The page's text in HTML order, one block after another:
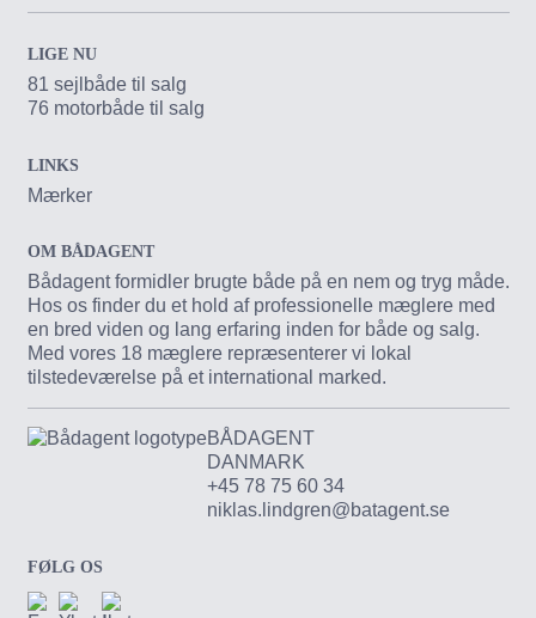
LIGE NU
81 sejlbåde til salg
76 motorbåde til salg
LINKS
Mærker
OM BÅDAGENT
Bådagent formidler brugte både på en nem og tryg måde.
Hos os finder du et hold af professionelle mæglere med
en bred viden og lang erfaring inden for både og salg.
Med vores 18 mæglere repræsenterer vi lokal
tilstedeværelse på et international marked.
BÅDAGENT
DANMARK
+45 78 75 60 34
niklas.lindgren@batagent.se
FØLG OS